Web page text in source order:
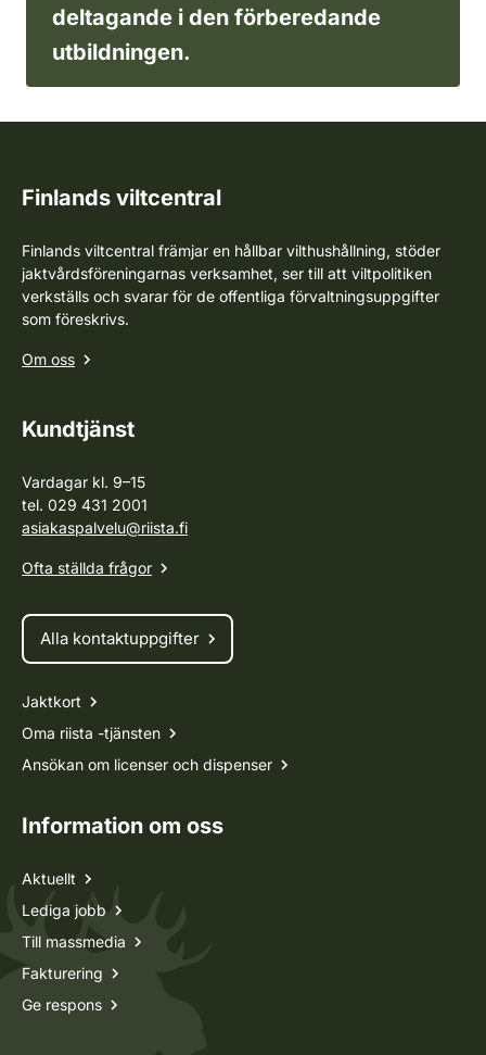
deltagande i den förberedande
utbildningen.
Finlands viltcentral
Finlands viltcentral främjar en hållbar vilthushållning, stöder
jaktvårdsföreningarnas verksamhet, ser till att viltpolitiken
verkställs och svarar för de offentliga förvaltningsuppgifter
som föreskrivs.
Om oss
Kundtjänst
Vardagar kl. 9–15
tel. 029 431 2001
asiakaspalvelu@riista.fi
Ofta ställda frågor
Alla kontaktuppgifter
Jaktkort
Oma riista -tjänsten
Ansökan om licenser och dispenser
Information om oss
Aktuellt
Lediga jobb
Till massmedia
Fakturering
Ge respons